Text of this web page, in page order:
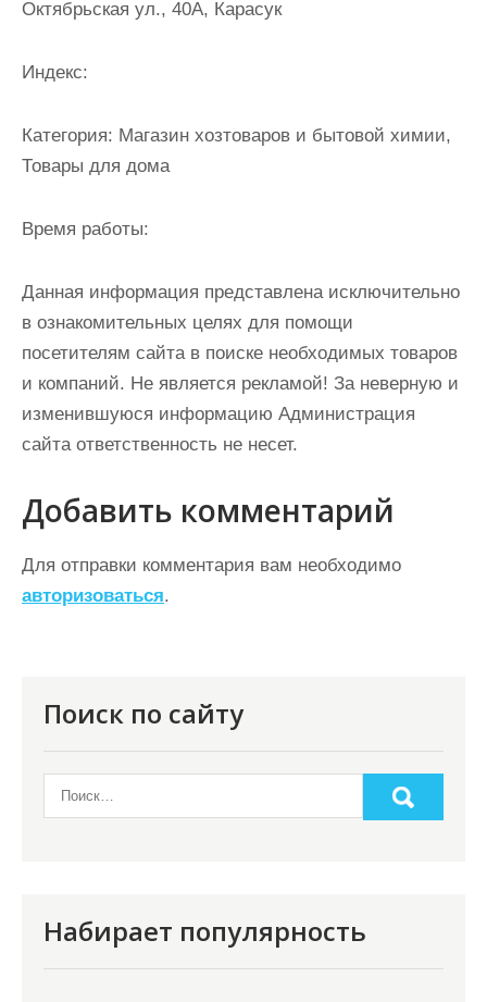
Октябрьская ул., 40А, Карасук
Индекс:
Категория: Магазин хозтоваров и бытовой химии,
Товары для дома
Время работы:
Данная информация представлена исключительно
в ознакомительных целях для помощи
посетителям сайта в поиске необходимых товаров
и компаний. Не является рекламой! За неверную и
изменившуюся информацию Администрация
сайта ответственность не несет.
Добавить комментарий
Для отправки комментария вам необходимо
авторизоваться.
Поиск по сайту
Набирает популярность